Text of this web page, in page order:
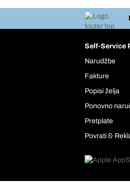
Self-Service
Narudžbe
Fakture
Popisi želja
Ponovno
Pretplate
Povrati &